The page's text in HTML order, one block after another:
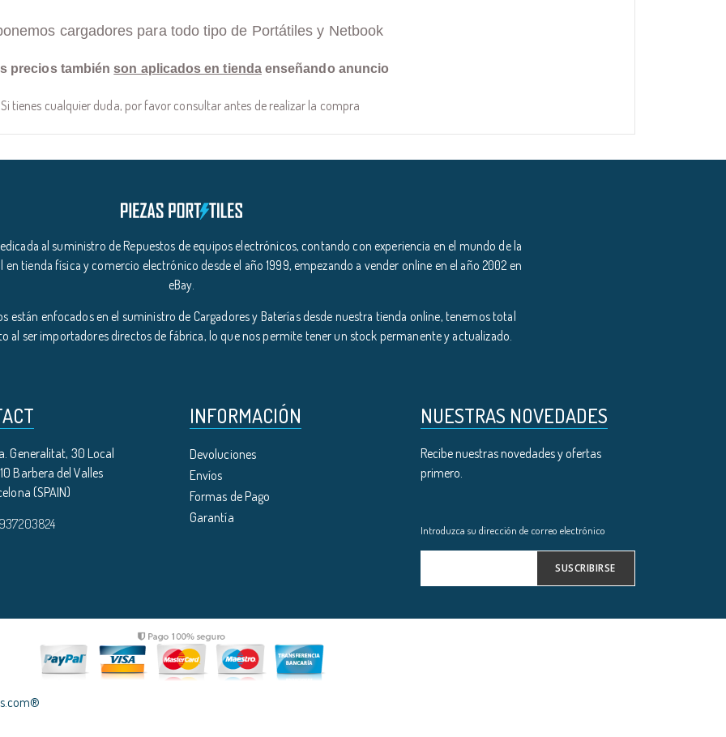
cargadores para todo tipo de Portátiles y Netbook
precios también son aplicados en tienda enseñando anuncio
Si tienes cualquier duda, por favor consultar antes de realizar la compra
al suministro de Repuestos de equipos electrónicos, contando con experiencia en el mundo de la
tienda física y comercio electrónico desde el año 1999, empezando a vender online en el año 2002 en
eBay.
están enfocados en el suministro de Cargadores y Baterías desde nuestra tienda online, tenemos total
al ser importadores directos de fábrica, lo que nos permite tener un stock permanente y actualizado.
Generalitat, 30 Local
Barbera del Valles
(SPAIN)
INFORMACIÓN
Devoluciones
Envíos
Formas de Pago
Garantía
NUESTRAS NOVEDADES
Recibe nuestras novedades y ofertas
primero.
Introduzca su dirección de correo electrónico
SUSCRIBIRSE